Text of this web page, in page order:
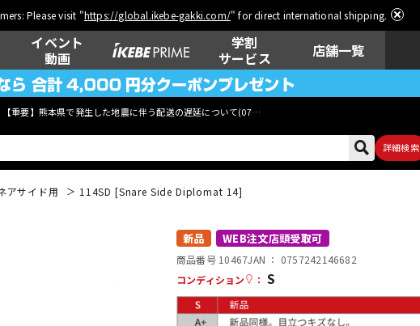
Please visit "https://global.ikebe-gakki.com/" for direct international shipping.
イベント
動画
学割
サービス
店舗一覧
【重要】熊本県で発生した地震に伴う配送の遅延について(07月29日
詳細検索
ウクレレ
その他楽器
アサイド用 114SD [Snare Side Diplomat 14]
新品 WEB注文店頭受取可
商品番号 10467JAN ： 0757242146682
コンディション
： S